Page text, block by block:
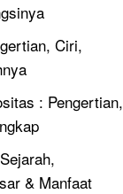
Ciri,
: Pengertian,
& Manfaat